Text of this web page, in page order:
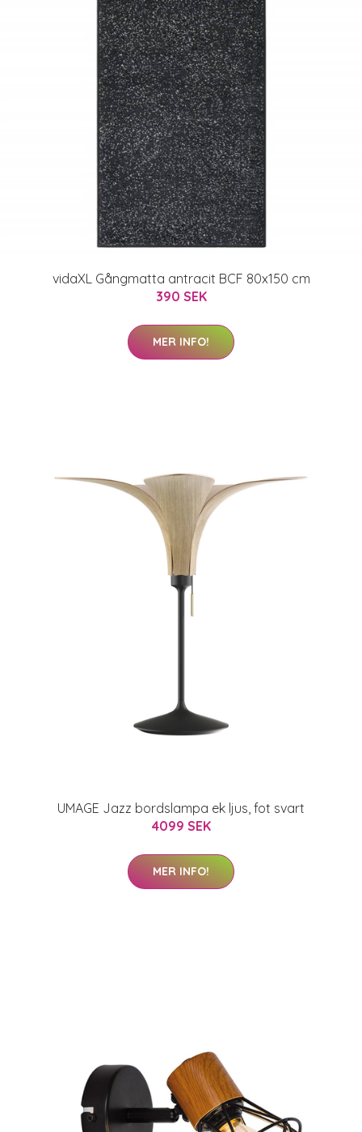
vidaXL Gångmatta antracit BCF 80x150 cm
390 SEK
MER INFO!
UMAGE Jazz bordslampa ek ljus, fot svart
4099 SEK
MER INFO!